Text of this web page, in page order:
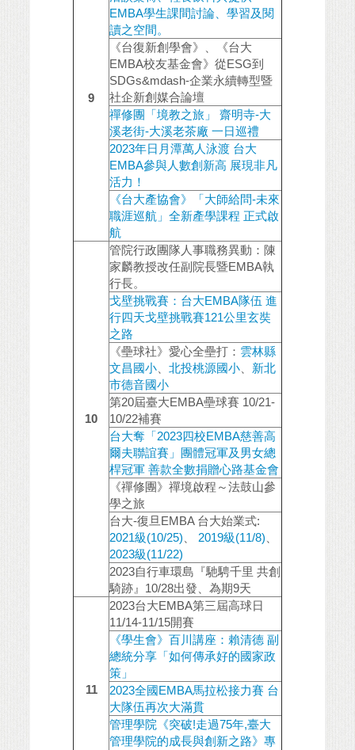
9
EMBA學生課間討論、學習及閱
讀之空間。
《台復新創學會》、《台大
EMBA校友基金會》從ESG到
SDGs&mdash-企業永續轉型暨
社企新創媒合論壇
禪修團「境教之旅」 齋明寺-大
溪老街-大溪老茶廠 一日巡禮
2023年日月潭萬人泳渡 台大
EMBA參與人數創新高 展現非凡
活力！
《台大產協會》「大師給問-未來
職涯巡航」全新產學課程 正式啟
航
10
管院行政團隊人事職務異動：陳
家麟教授改任副院長暨EMBA執
行長。
戈壁挑戰賽：台大EMBA隊伍 進
行四天戈壁挑戰賽121公里玄奘
之路
《壘球社》愛心全壘打： 雲林縣
文昌國小
北投桃源國小
新北
市德音國小
第20屆臺大EMBA壘球賽 10/21-
10/22補賽
台大奪「2023四校EMBA慈善高
爾夫聯誼賽」團體冠軍及男女總
桿冠軍 善款全數捐贈心路基金會
《禪修團》禪境啟程～法鼓山參
學之旅
台大-復旦EMBA 台大始業式:
2021級(10/25)
2019級(11/8)
2023級(11/22)
2023自行車環島『馳騁千里 共創
騎跡』10/28出發、為期9天
11
2023台大EMBA第三屆高球日
11/14-11/15開賽
《學生會》百川講座：賴清德 副
總統分享「如何傳承好的國家政
策」
2023全國EMBA馬拉松接力賽 台
大隊伍再次大滿貫
管理學院《突破!走過75年,臺大
管理學院的成長與創新之路》專